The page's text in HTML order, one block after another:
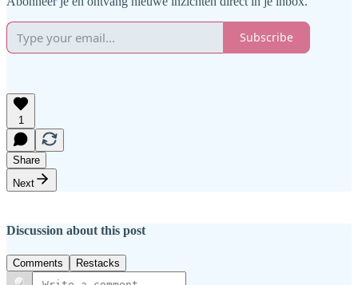
Subscribe
1
Share
Next
Discussion about this post
Comments Restacks